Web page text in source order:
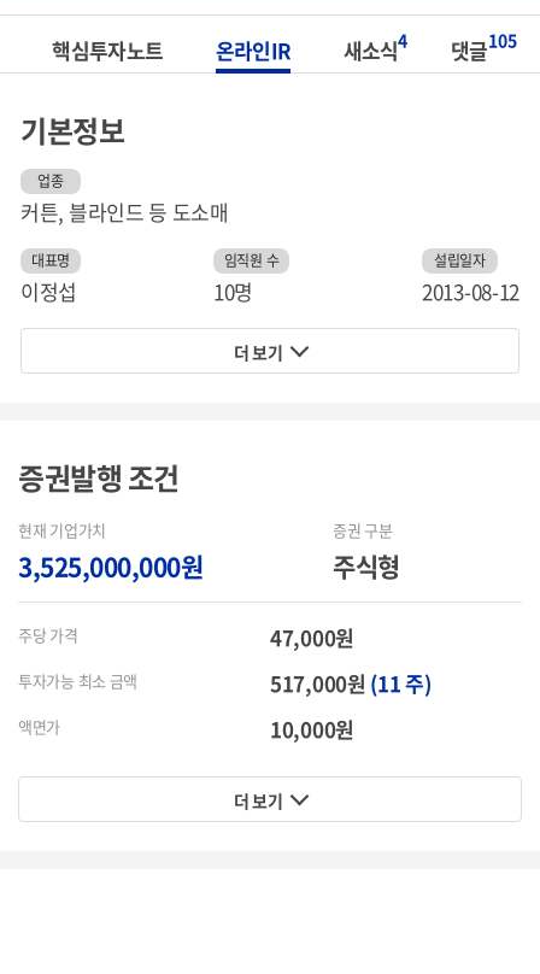
핵심투자노트 온라인IR 새소식4 댓글105
기본정보
업종
커튼, 블라인드 등 도소매
대표명
이정섭
임직원 수
10명
설립일자
2013-08-12
더 보기
증권발행조건
현재 기업가치
3,525,000,000원
증권 구분
주식형
주당 가격 47,000원
투자가능 최소 금액 517,000원 (11 주)
액면가 10,000원
더 보기